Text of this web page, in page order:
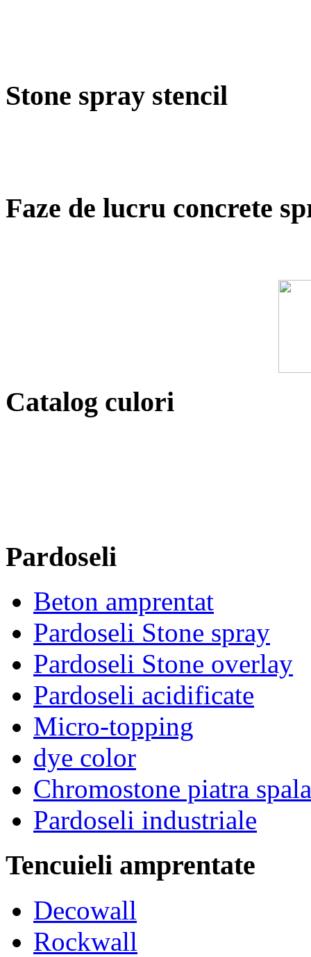
Stone spray stencil
Faze de lucru concrete
Catalog culori
Pardoseli
Beton amprentat
Pardoseli Stone spray
Pardoseli Stone overlay
Pardoseli acidificate
Micro-topping
dye color
Chromostone piatra
Pardoseli industriale
Tencuieli amprentate
Decowall
Rockwall